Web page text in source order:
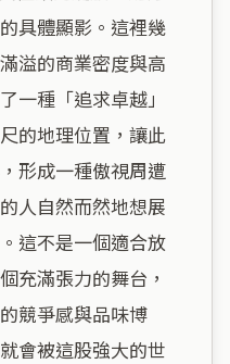
具體顯影。這裡幾
溢的商業密度與高
一種「追求卓越」
的地理位置，讓此
形成一種傲視周遭
人自然而然地想展
這不是一個適合放
充滿張力的舞台，
競爭感與品味博
會被這股強大的世